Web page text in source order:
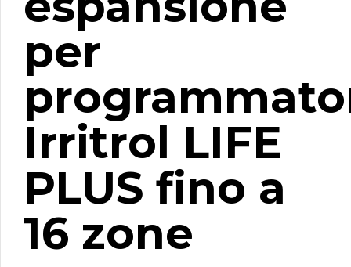
PLUS
quantità
per
Irritrol LIFE
PLUS fino a
16 zone